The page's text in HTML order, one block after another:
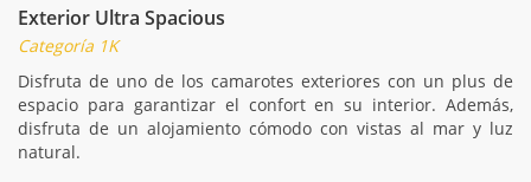
Exterior Ultra Spacious
Categoría 1K
Disfruta de uno de los camarotes exteriores con un plus de
espacio para garantizar el confort en su interior. Además,
disfruta de un alojamiento cómodo con vistas al mar y luz
natural.